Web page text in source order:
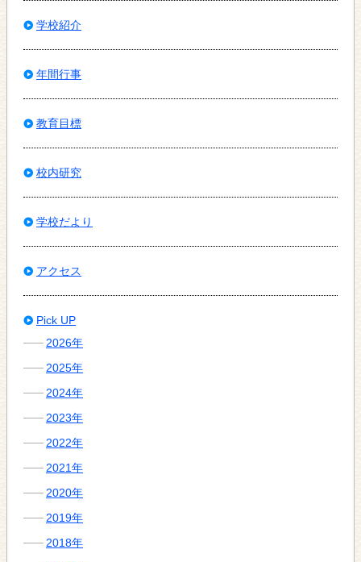
学校紹介
年間行事
教育目標
校内研究
学校だより
アクセス
Pick UP
2026年
2025年
2024年
2023年
2022年
2021年
2020年
2019年
2018年